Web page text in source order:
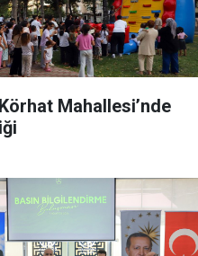
Mahallesi’nde